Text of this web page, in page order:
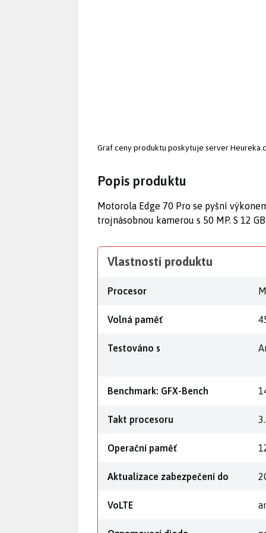
Graf ceny produktu poskytuje server
Popis produktu
Motorola Edge 70 Pro se pyšní
trojnásobnou kamerou s 50 MP. S 12
Vlastnosti produktu
Procesor
Volná paměť
Testováno s
Benchmark: GFX-Bench
Takt procesoru
Operační paměť
Aktualizace zabezpečení do
VoLTE